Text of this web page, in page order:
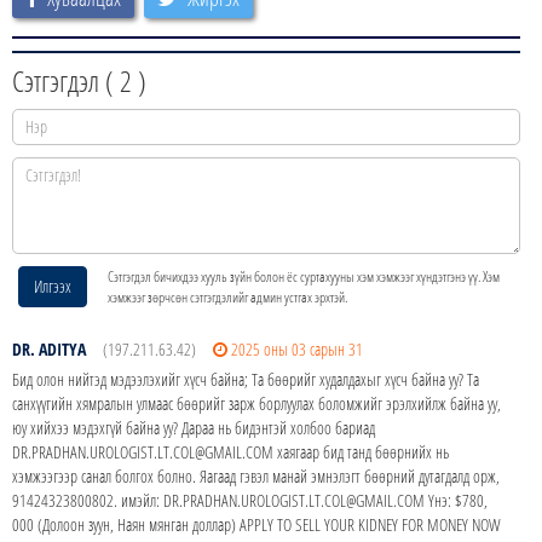
Сэтгэгдэл (2 )
Илгээх
Сэтгэгдэл бичихдээ хууль зүйн болон ёс суртахууны хэм хэмжээг хүндэтгэнэ үү. Хэм
хэмжээг зөрчсөн сэтгэгдэлийг админ устгах эрхтэй.
DR. ADITYA (197.211.63.42)
2025 оны 03 сарын 31
Бид олон нийтэд мэдээлэхийг хүсч байна; Та бөөрийг худалдахыг хүсч байна уу? Та
санхүүгийн хямралын улмаас бөөрийг зарж борлуулах боломжийг эрэлхийлж байна уу,
юу хийхээ мэдэхгүй байна уу? Дараа нь бидэнтэй холбоо бариад
DR.PRADHAN.UROLOGIST.LT.COL@GMAIL.COM хаягаар бид танд бөөрнийх нь
хэмжээгээр санал болгох болно. Яагаад гэвэл манай эмнэлэгт бөөрний дутагдалд орж,
91424323800802. имэйл: DR.PRADHAN.UROLOGIST.LT.COL@GMAIL.COM Yнэ: $780,
000 (Долоон зуун, Наян мянган доллар) APPLY TO SELL YOUR KIDNEY FOR MONEY NOW